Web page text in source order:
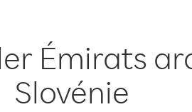
Émirats
Slovénie